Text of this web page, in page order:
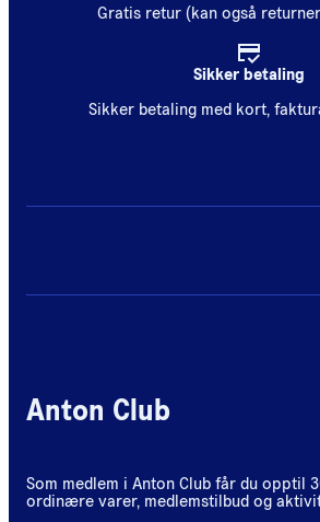
Gratis retur (kan også
Sikker betaling
Sikker betaling med kort,
Anton Club
Som medlem i Anton Club får du opptil
ordinære varer, medlemstilbud og